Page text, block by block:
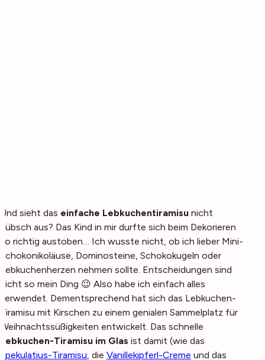
Und sieht das einfache Lebkuchentiramisu nicht
hübsch aus? Das Kind in mir durfte sich beim Dekorieren
so richtig austoben… Ich wusste nicht, ob ich lieber Mini-
Schokonikoläuse, Dominosteine, Schokokugeln oder
Lebkuchenherzen nehmen sollte. Entscheidungen sind
nicht so mein Ding 😉 Also habe ich einfach alles
verwendet. Dementsprechend hat sich das Lebkuchen-
Tiramisu mit Kirschen zu einem genialen Sammelplatz für
Weihnachtssüßigkeiten entwickelt. Das schnelle
Lebkuchen-Tiramisu im Glas ist damit (wie das
Spekulatius-Tiramisu, die Vanillekipferl-Creme und das